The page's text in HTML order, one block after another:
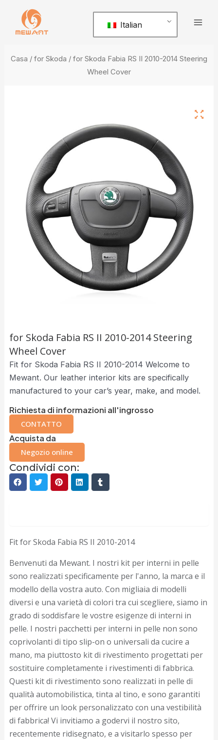
contenuto
Italian
Casa / for Skoda / for Skoda Fabia RS II 2010-2014 Steering
Wheel Cover
for Skoda Fabia RS II 2010-2014 Steering
Wheel Cover
Fit for Skoda Fabia RS II 2010-2014 Welcome to
Mewant. Our leather interior kits are specifically
manufactured to your car’s year, make, and model.
Richiesta di informazioni all'ingrosso
CONTATTO
Acquista da
Negozio online
Condividi con:
Fit for Skoda Fabia RS II 2010-2014
Benvenuti da Mewant. I nostri kit per interni in pelle
sono realizzati specificamente per l'anno, la marca e il
modello della vostra auto. Con migliaia di modelli
diversi e una varietà di colori tra cui scegliere, siamo in
grado di soddisfare le vostre esigenze di interni in
pelle. I nostri pacchetti per interni in pelle non sono
coprivolanti di tipo slip-on o universali da cucire a
mano, ma piuttosto kit di rivestimento progettati per
sostituire completamente i rivestimenti di fabbrica.
Questi kit di rivestimento sono realizzati in pelle di
qualità automobilistica, tinta al tino, e sono garantiti
per offrire un look personalizzato con una vestibilità
di fabbrica! Vi invitiamo a godervi il nostro sito,
recentemente ridisegnato, e a visitarlo spesso per